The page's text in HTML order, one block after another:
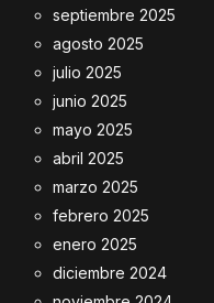
septiembre 2025
agosto 2025
julio 2025
junio 2025
mayo 2025
abril 2025
marzo 2025
febrero 2025
enero 2025
diciembre 2024